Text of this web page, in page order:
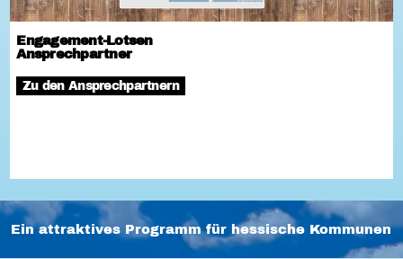
Engagement-Lotsen
Ansprechpartner
Zu den Ansprechpartnern
Ein attraktives Programm für hessische Kommunen